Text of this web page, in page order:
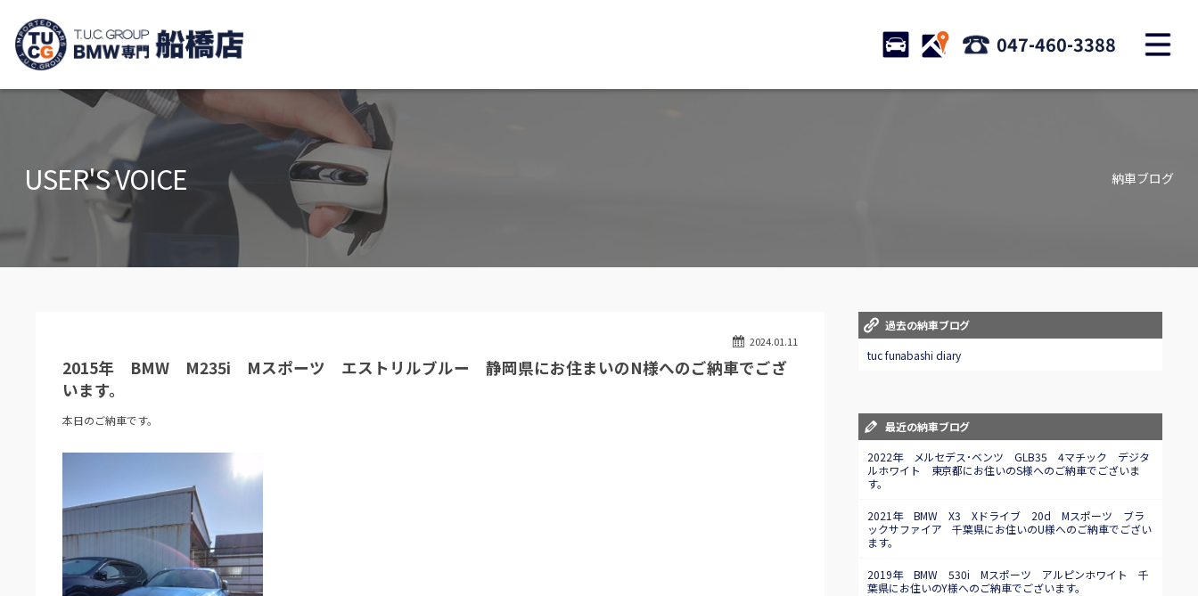
STOCK ACCESS 047-460-3388
在庫リスト
Stock list
保証＆サービス
Warranty and Serivce
アクセスマップ
Special service
オーダーサービス
スタッフblog
Staff blog
会社概要
Company
USER'S VOICE 納車ブログ
2024.01.11
2015年 BMW M235i Mスポーツ エストリルブルー 静岡県にお住まいのN様へのご納車でござ
います。
本日のご納車です。
過去の納車ブログ
tuc funabashi diary
最近の納車ブログ
2022年 メルセデス･ベンツ GLB35 4マチック デジタ
ルホワイト 東京都にお住いのS様へのご納車でございま
す。
2021年 BMW X3 Xドライブ 20d Mスポーツ ブラ
ックサファイア 千葉県にお住いのU様へのご納車でござい
ます。
2019年 BMW 530i Mスポーツ アルピンホワイト 千
葉県にお住いのY様へのご納車でございます。